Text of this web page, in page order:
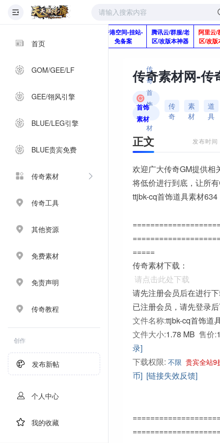
首页
GOM/GEE/LF
GEE/翎风引擎
BLUE/LEG引擎
BLUE贵宾免费
传奇素材
传奇工具
其他资源
免费素材
免责声明
传奇教程
创作
发布新帖
个人中心
我的收藏
Q920992345
香港空间-挂站-
免备案
腾讯云/群服/老
区/改版本神器
阿里云/
区/改版
传
奇
首
饰
素
材
首饰
素材
传
奇
素
材
道
具
正文 发布时
欢迎广大传奇GM提供相
将低价进行到底，让所
ttjbk-cq首饰道具素材634
=====
传奇素材下载：
请点击此处下载
请先注册会员后在进行
已注册会员，请先登录
文件名称:ttjbk-cq首饰道
文件大小:1.78 MB 售价:
录]
下载权限: 不限 贵宾全站9
币] [链接失效反馈]